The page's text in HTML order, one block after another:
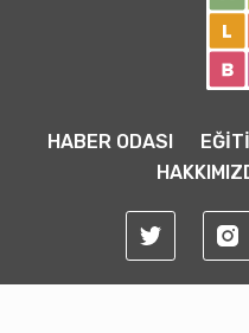
HABER ODASI